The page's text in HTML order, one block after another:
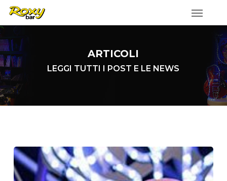
Skip
main
content
ARTICOLI
LEGGI TUTTI I POST E LE NEWS